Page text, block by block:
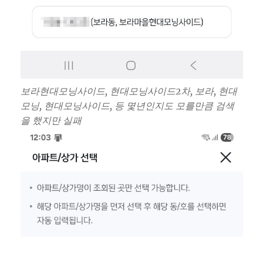
보라현대모닝사이드, 현대모닝사이드2차, 보라, 현대
모닝, 현대모닝사이드, 등 몇년인지도 모를만큼 검색
을 했지만 실패